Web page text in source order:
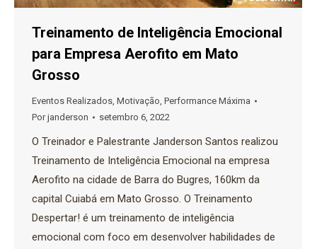
Treinamento de Inteligência Emocional
para Empresa Aerofito em Mato
Grosso
Eventos Realizados, Motivação, Performance Máxima
Porjanderson setembro 6, 2022
O Treinador e Palestrante Janderson Santos realizou
Treinamento de Inteligência Emocional na empresa
Aerofito na cidade de Barra do Bugres, 160km da
capital Cuiabá em Mato Grosso. O Treinamento
Despertar! é um treinamento de inteligência
emocional com foco em desenvolver habilidades de